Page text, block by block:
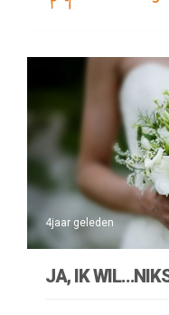
4jaar geleden
JA, IK